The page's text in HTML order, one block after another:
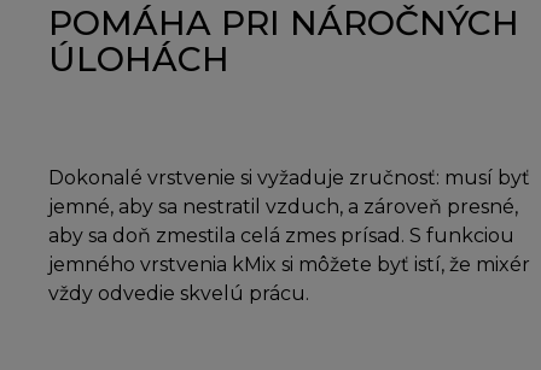
POMÁHA PRI NÁROČNÝCH
ÚLOHÁCH
Dokonalé vrstvenie si vyžaduje zručnosť: musí byť
jemné, aby sa nestratil vzduch, a zároveň presné,
aby sa doň zmestila celá zmes prísad. S funkciou
jemného vrstvenia kMix si môžete byť istí, že mixér
vždy odvedie skvelú prácu.